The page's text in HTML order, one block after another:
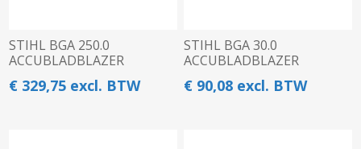
STIHL BGA 250.0
ACCUBLADBLAZER
€ 329,75 excl. BTW
STIHL BGA 30.0
ACCUBLADBLAZER
€ 90,08 excl. BTW